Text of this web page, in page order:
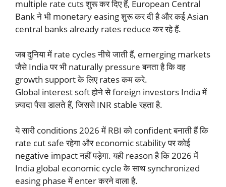
multiple rate cuts शुरू कर दिए हैं, European Central
Bank ने भी monetary easing शुरू कर दी है और कई Asian
central banks already rates reduce कर रहे हैं.
जब दुनिया में rate cycles नीचे जाती हैं, emerging markets
जैसे India पर भी naturally pressure बनता है कि वह
growth support के लिए rates कम करे.
Global interest soft होने से foreign investors India में
ज़्यादा पैसा डालते हैं, जिससे INR stable रहता है.
ये सारी conditions 2026 में RBI को confident बनाती हैं कि
rate cut safe रहेगा और economic stability पर कोई
negative impact नहीं पड़ेगा. यही reason है कि 2026 में
India global economic cycle के साथ synchronized
easing phase में enter करने वाला है.